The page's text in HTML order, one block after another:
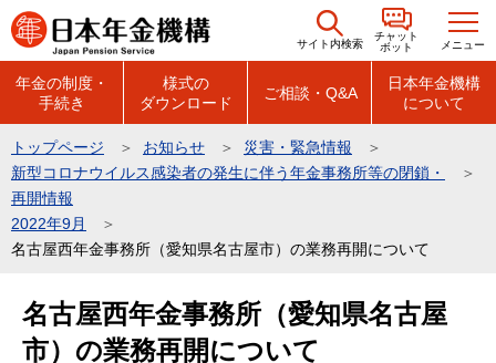
こ
の
の
先
頭
で
サイト内検索
チャット
ボット
メニュー
年金の制度・
手続き
様式の
ダウンロード
ご相談・Q&A
日本年金機構
について
トップページ お知らせ
災害・緊急情報
新型コロナウイルス感染者の発生に伴う年金事務所等の閉鎖・
再開情報
2022年9月
名古屋西年金事務所（愛知県名古屋市）の業務再開について
名古屋西年金事務所（愛知県名古屋
市）の業務再開について